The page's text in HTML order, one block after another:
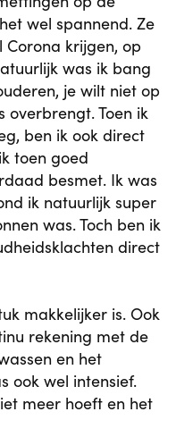
wel spannend. Ze
Corona krijgen, op
was ik bang
je wilt niet op
overbrengt. Toen ik
ben ik ook direct
toen goed
besmet. Ik was
ik natuurlijk super
was. Toch ben ik
direct
makkelijker is. Ook
rekening met de
en het
ook wel intensief.
meer hoeft en het